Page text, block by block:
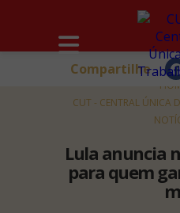
CUT - CENTRAL ÚNICA
Lula anuncia
para quem
Compartilhe